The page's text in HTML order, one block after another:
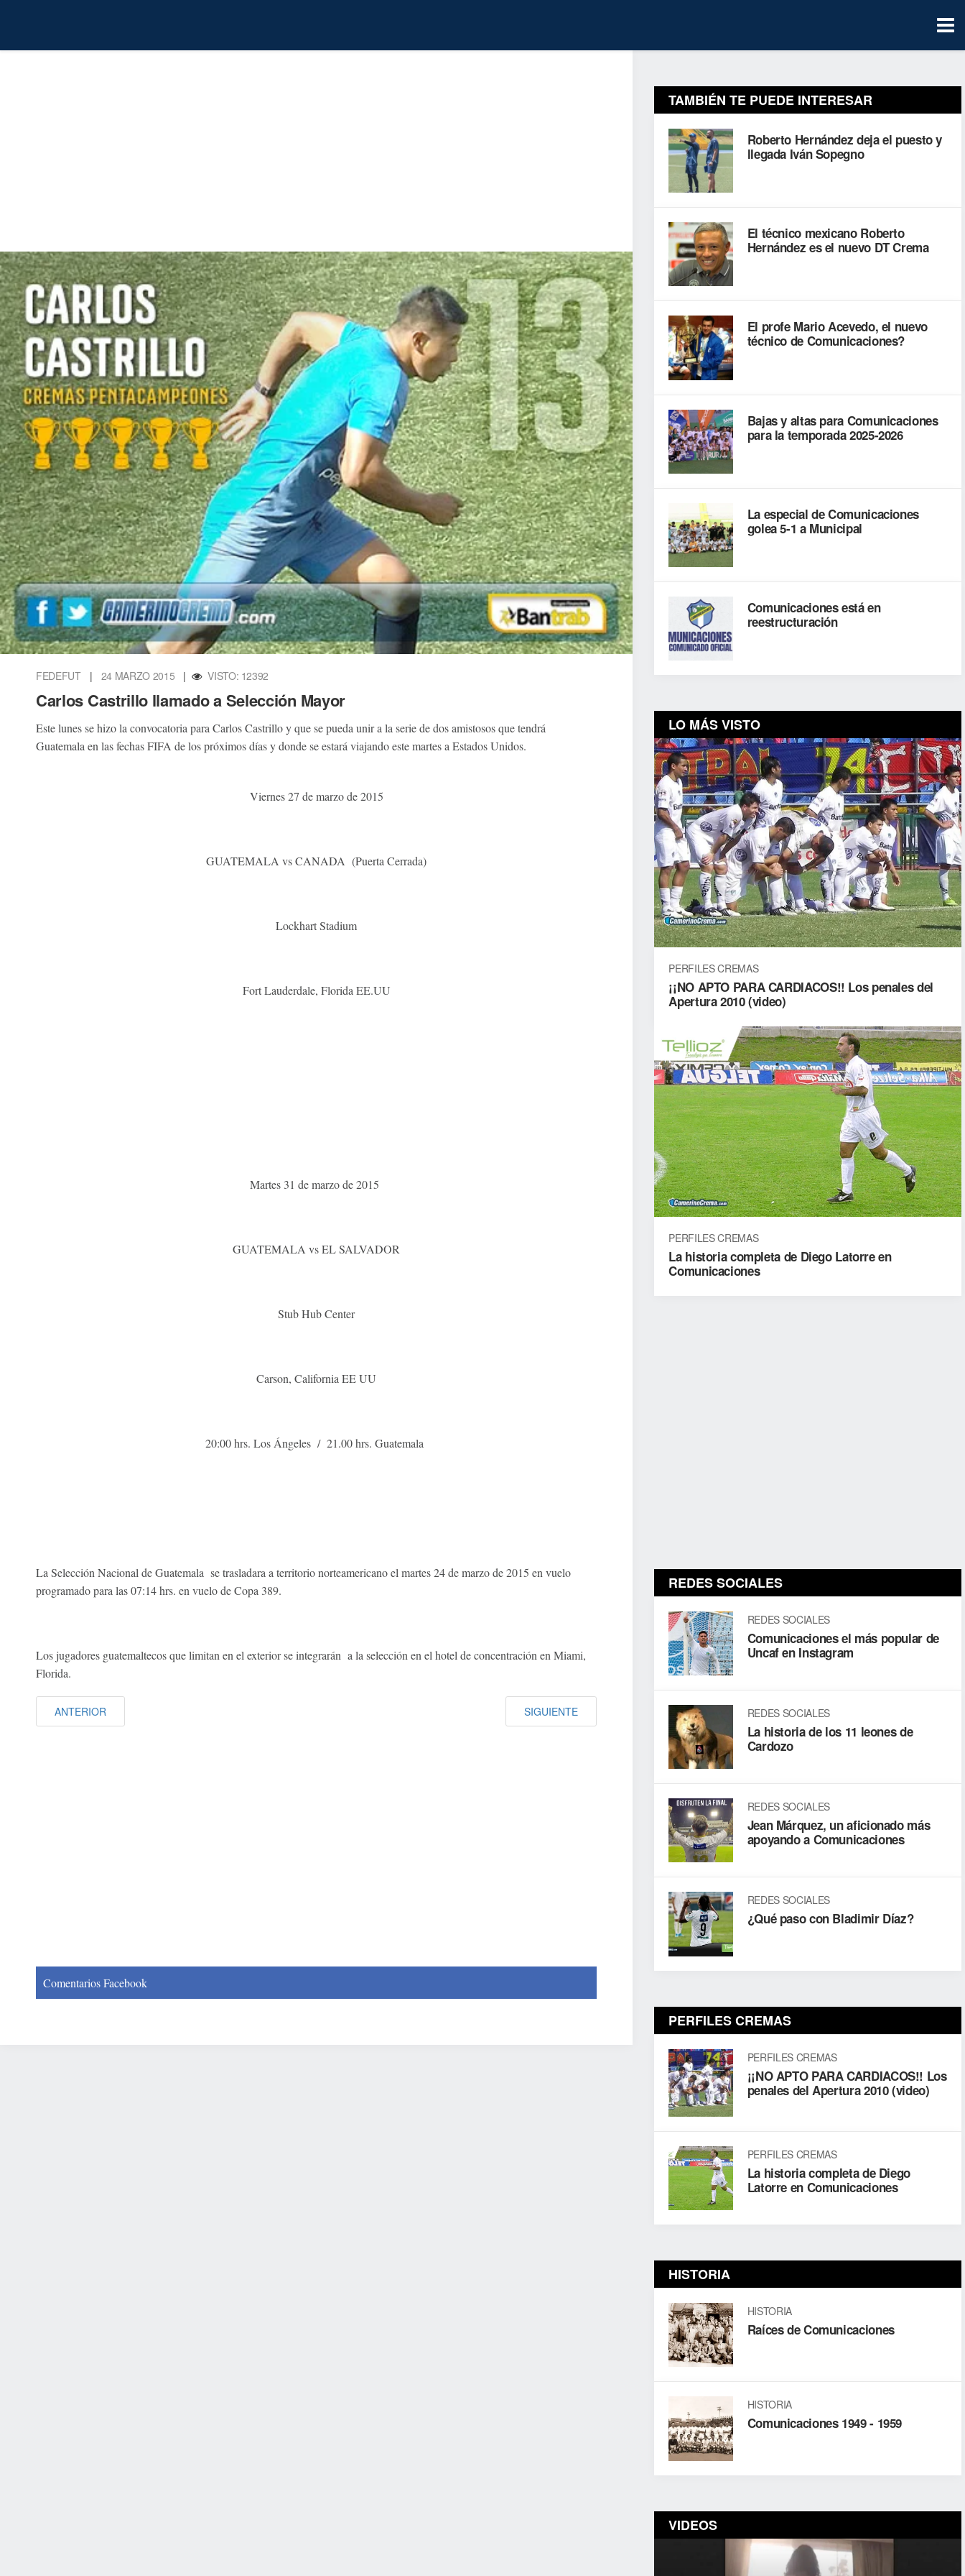
FEDEFUT | 24 MARZO 2015 | VISTO: 12392
Carlos Castrillo llamado a Selección Mayor
Este lunes se hizo la convocatoria para Carlos Castrillo y que se pueda unir a la serie de dos amistosos que tendrá
Guatemala en las fechas FIFA de los próximos días y donde se estará viajando este martes a Estados Unidos.
Viernes 27 de marzo de 2015
GUATEMALA vs CANADA (Puerta Cerrada)
Lockhart Stadium
Fort Lauderdale, Florida EE.UU
Martes 31 de marzo de 2015
GUATEMALA vs EL SALVADOR
Stub Hub Center
Carson, California EE UU
20:00 hrs. Los Ángeles / 21.00 hrs. Guatemala
La Selección Nacional de Guatemala se trasladara a territorio norteamericano el martes 24 de marzo de 2015 en vuelo
programado para las 07:14 hrs. en vuelo de Copa 389.
Los jugadores guatemaltecos que limitan en el exterior se integrarán a la selección en el hotel de concentración en Miami,
Florida.
ANTERIOR SIGUIENTE
Comentarios Facebook
TAMBIÉN TE PUEDE INTERESAR
Roberto Hernández deja el puesto y
llegada Iván Sopegno
El técnico mexicano Roberto
Hernández es el nuevo DT Crema
El profe Mario Acevedo, el nuevo
técnico de Comunicaciones?
Bajas y altas para Comunicaciones
para la temporada 2025-2026
La especial de Comunicaciones
golea 5-1 a Municipal
Comunicaciones está en
reestructuración
LO MÁS VISTO
PERFILES CREMAS
¡¡NO APTO PARA CARDIACOS!! Los penales del
Apertura 2010 (video)
PERFILES CREMAS
La historia completa de Diego Latorre en
Comunicaciones
REDES SOCIALES
REDES SOCIALES
Comunicaciones el más popular de
Uncaf en Instagram
REDES SOCIALES
La historia de los 11 leones de
Cardozo
REDES SOCIALES
Jean Márquez, un aficionado más
apoyando a Comunicaciones
REDES SOCIALES
¿Qué paso con Bladimir Díaz?
PERFILES CREMAS
PERFILES CREMAS
¡¡NO APTO PARA CARDIACOS!! Los
penales del Apertura 2010 (video)
PERFILES CREMAS
La historia completa de Diego
Latorre en Comunicaciones
HISTORIA
HISTORIA
Raíces de Comunicaciones
HISTORIA
Comunicaciones 1949 - 1959
VIDEOS